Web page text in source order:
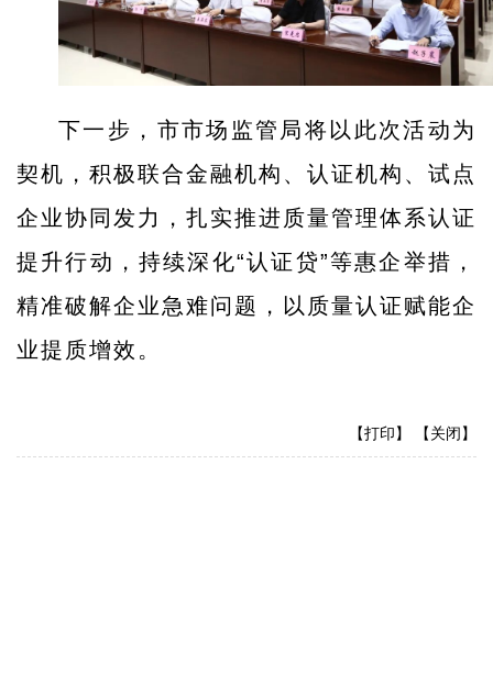
下一步，市市场监管局将以此次活动为
契机，积极联合金融机构、认证机构、试点
企业协同发力，扎实推进质量管理体系认证
提升行动，持续深化“认证贷”等惠企举措，
精准破解企业急难问题，以质量认证赋能企
业提质增效。
【打印】 【关闭】